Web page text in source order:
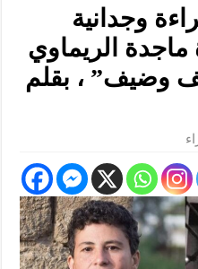
وجدانية
الريماوي
وضيف” ، بقلم